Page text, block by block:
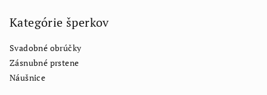
Kategórie šperkov
Svadobné obrúčky
Zásnubné prstene
Náušnice